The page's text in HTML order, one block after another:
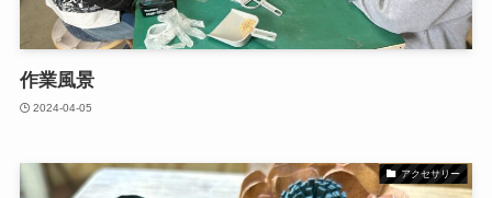
作業風景
2024-04-05
アクセサリー